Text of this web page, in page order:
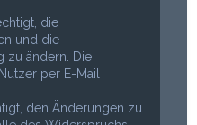
die
und die
zu ändern. Die
per E-Mail
den Änderungen zu